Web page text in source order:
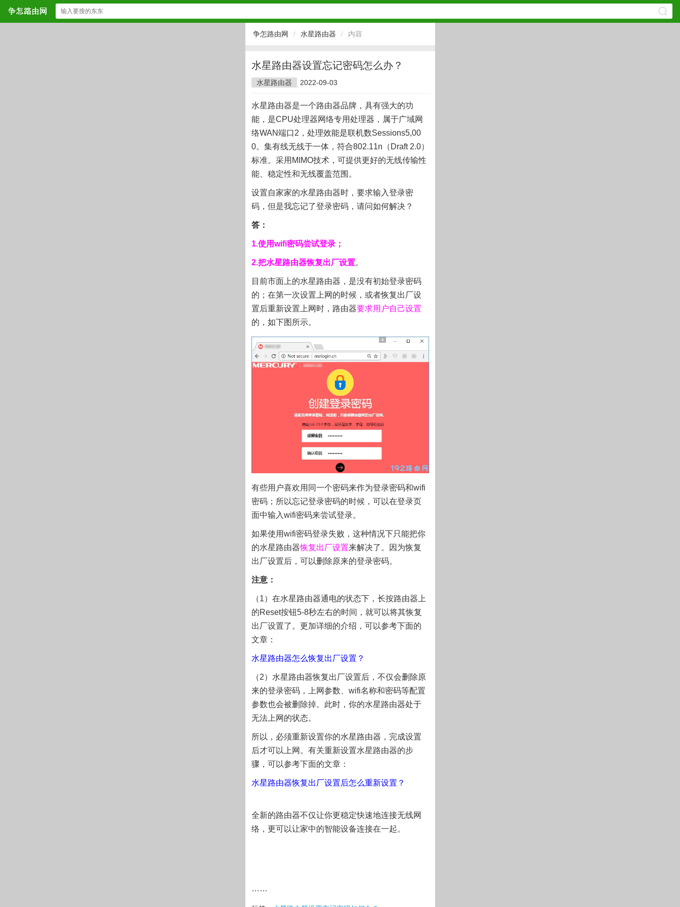
争怎路由网 / 水星路由器 / 内容
水星路由器设置忘记密码怎么办？
水星路由器 2022-09-03
水星路由器是一个路由器品牌，具有强大的功
能，是CPU处理器网络专用处理器，属于广域网
络WAN端口2，处理效能是联机数Sessions5,00
0。集有线无线于一体，符合802.11n（Draft 2.0）
标准。采用MIMO技术，可提供更好的无线传输性
能、稳定性和无线覆盖范围。
设置自家家的水星路由器时，要求输入登录密
码，但是我忘记了登录密码，请问如何解决？
答：
1.使用wifi密码尝试登录；
2.把水星路由器恢复出厂设置。
目前市面上的水星路由器，是没有初始登录密码
的；在第一次设置上网的时候，或者恢复出厂设
置后重新设置上网时，路由器要求用户自己设置
的，如下图所示。
有些用户喜欢用同一个密码来作为登录密码和wifi
密码；所以忘记登录密码的时候，可以在登录页
面中输入wifi密码来尝试登录。
如果使用wifi密码登录失败，这种情况下只能把你
的水星路由器恢复出厂设置来解决了。因为恢复
出厂设置后，可以删除原来的登录密码。
注意：
（1）在水星路由器通电的状态下，长按路由器上
的Reset按钮5-8秒左右的时间，就可以将其恢复
出厂设置了。更加详细的介绍，可以参考下面的
文章：
水星路由器怎么恢复出厂设置？
（2）水星路由器恢复出厂设置后，不仅会删除原
来的登录密码，上网参数、wifi名称和密码等配置
参数也会被删除掉。此时，你的水星路由器处于
无法上网的状态。
所以，必须重新设置你的水星路由器，完成设置
后才可以上网。有关重新设置水星路由器的步
骤，可以参考下面的文章：
水星路由器恢复出厂设置后怎么重新设置？
全新的路由器不仅让你更稳定快速地连接无线网
络，更可以让家中的智能设备连接在一起。
……